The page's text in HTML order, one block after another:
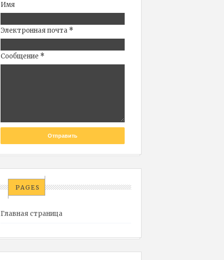
Имя
Электронная почта *
Сообщение *
PAGES
Главная страница